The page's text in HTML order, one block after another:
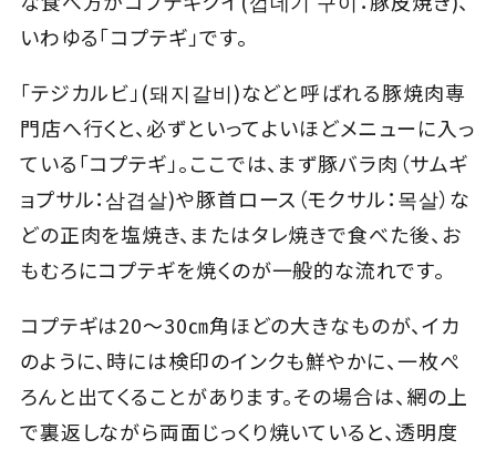
いわゆる「コプテギ」です。
「テジカルビ」(돼지갈비)などと呼ばれる豚焼肉専
門店へ行くと、必ずといってよいほどメニューに入っ
ている「コプテギ」。ここでは、まず豚バラ肉（サムギ
ョプサル：삼겹살)や豚首ロース（モクサル：목살）な
どの正肉を塩焼き、またはタレ焼きで食べた後、お
もむろにコプテギを焼くのが一般的な流れです。
コプテギは20～30㎝角ほどの大きなものが、イカ
のように、時には検印のインクも鮮やかに、一枚ぺ
ろんと出てくることがあります。その場合は、網の上
で裏返しながら両面じっくり焼いていると、透明度